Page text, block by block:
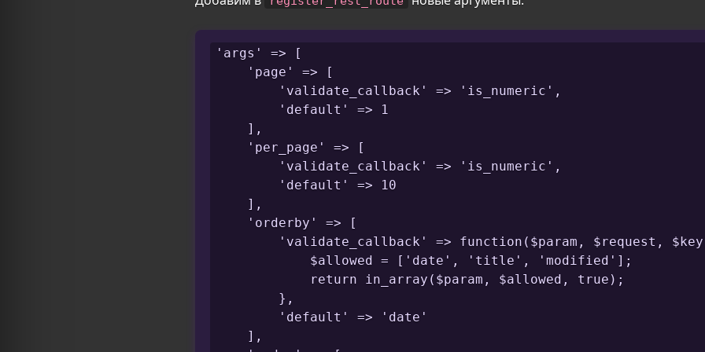
'args' => [
    'page' => [
        'validate_callback' => 'is_numeric',
        'default' => 1
    ],
    'per_page' => [
        'validate_callback' => 'is_numeric',
        'default' => 10
    ],
    'orderby' => [
'validate_callback' => function($param, $request,
            $allowed = ['date', 'title', 'modified'];
            return in_array($param, $allowed, true);
        },
        'default' => 'date'
    ],